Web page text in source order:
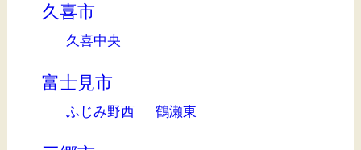
久喜市
久喜中央
富士見市
ふじみ野西 鶴瀬東